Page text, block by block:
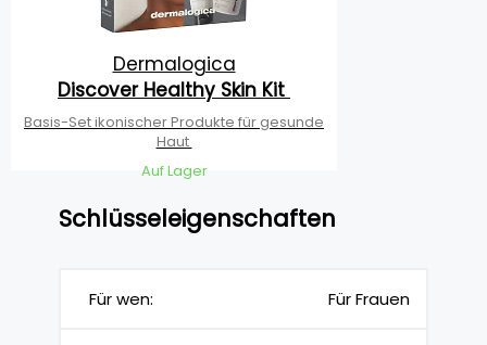
Dermalogica
Discover Healthy Skin Kit
Basis-Set ikonischer Produkte für gesunde
Haut
Auf Lager
Schlüsseleigenschaften
Für wen: Für Frauen